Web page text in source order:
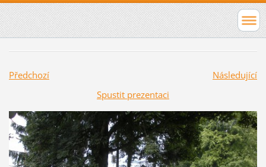
Předchozí
Následující
Spustit prezentaci